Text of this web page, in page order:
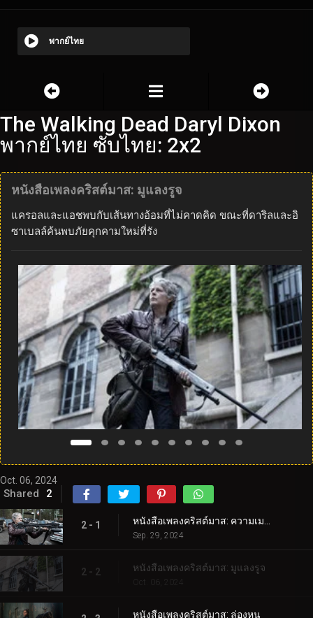
พากย์ไทย
The Walking Dead Daryl Dixon
พากย์ไทย ซับไทย: 2x2
หนังสือเพลงคริสต์มาส: มูแลงรูจ
แครอลและแอชพบกับเส้นทางอ้อมที่ไม่คาดคิด ขณะที่ดาริลและอิ
ซาเบลล์ค้นพบภัยคุกคามใหม่ที่รัง
Oct. 06, 2024
Shared 2
2 - 1
Sep. 29, 2024
2 - 2 หนังสือเพลงคริสต์มาส: มูแลงรูจ
Oct. 06, 2024
หนังสือเพลงคริสต์มาส: ล่องหน